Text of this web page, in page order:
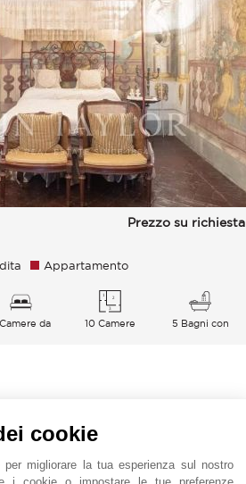
Prezzo su richiesta
Appartamento
da
10 Camere
5 Bagni con
cookie
migliorare la tua esperienza sul nostro
i cookie o impostare le tue preferenze